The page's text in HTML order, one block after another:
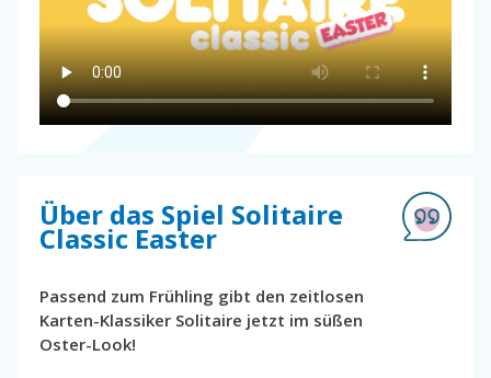
Über das Spiel Solitaire
Classic Easter
Passend zum Frühling gibt den zeitlosen
Karten-Klassiker Solitaire jetzt im süßen
Oster-Look!